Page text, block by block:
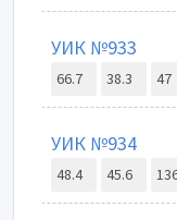
УИК №933
66.7 38.3 47
УИК №934
48.4 45.6